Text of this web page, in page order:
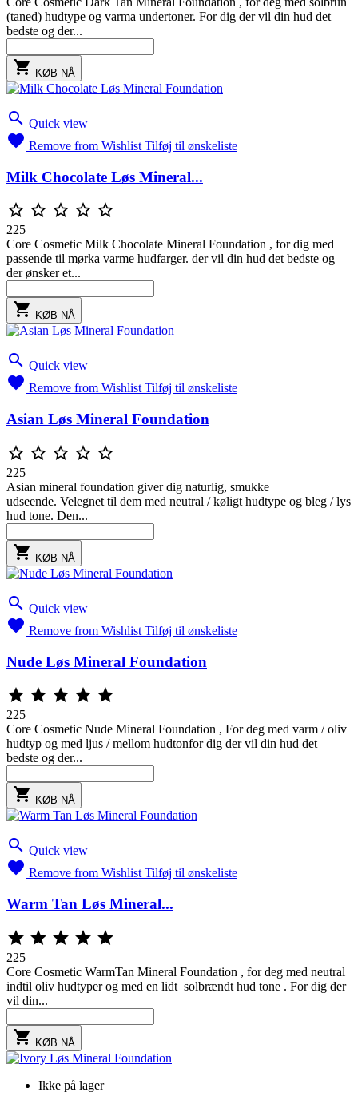
(taned) hudtype og varma undertoner. For dig der vil din hud det
bedste og der...
 KØB NÅ
 Quick view
 Remove from Wishlist Tilføj til ønskeliste
Milk Chocolate Løs Mineral...
    
225
Core Cosmetic Milk Chocolate Mineral Foundation , for dig med
passende til mørka varme hudfarger. der vil din hud det bedste og
der ønsker et...
 KØB NÅ
 Quick view
 Remove from Wishlist Tilføj til ønskeliste
Asian Løs Mineral Foundation
    
225
Asian mineral foundation giver dig naturlig, smukke
udseende. Velegnet til dem med neutral / køligt hudtype og bleg / lys
hud tone. Den...
 KØB NÅ
 Quick view
 Remove from Wishlist Tilføj til ønskeliste
Nude Løs Mineral Foundation
    
225
Core Cosmetic Nude Mineral Foundation , For deg med varm / oliv
hudtyp og med ljus / mellom hudtonfor dig der vil din hud det
bedste og der...
 KØB NÅ
 Quick view
 Remove from Wishlist Tilføj til ønskeliste
Warm Tan Løs Mineral...
    
225
Core Cosmetic WarmTan Mineral Foundation , for deg med neutral
indtil oliv hudtyper og med en lidt solbrændt hud tone . For dig der
vil din...
 KØB NÅ
Ikke på lager